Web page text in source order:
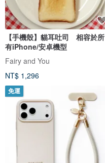
【手機殼】貓耳吐司 相容於所
有iPhone/安卓機型
Fairy and You
NT$ 1,296
免運